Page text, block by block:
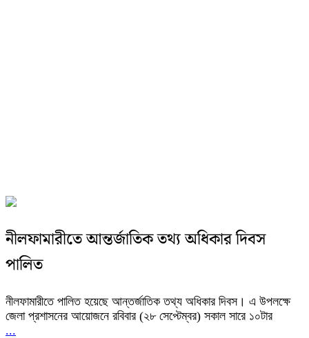
নীলফামারীতে আন্তর্জাতিক তথ্য অধিকার দিবস
পালিত
নীলফামারীতে পালিত হয়েছে আন্তর্জাতিক তথ্য অধিকার দিবস। এ উপলক্ষে
জেলা প্রশাসনের আয়োজনে রবিবার (২৮ সেপ্টেম্বর) সকাল সারে ১০টার
...